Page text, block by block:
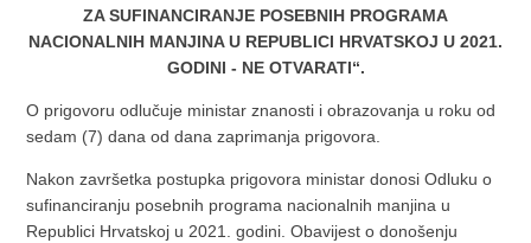
ZA SUFINANCIRANJE POSEBNIH PROGRAMA
NACIONALNIH MANJINA U REPUBLICI HRVATSKOJ U 2021.
GODINI - NE OTVARATI“.
O prigovoru odlučuje ministar znanosti i obrazovanja u roku od
sedam (7) dana od dana zaprimanja prigovora.
Nakon završetka postupka prigovora ministar donosi Odluku o
sufinanciranju posebnih programa nacionalnih manjina u
Republici Hrvatskoj u 2021. godini. Obavijest o donošenju